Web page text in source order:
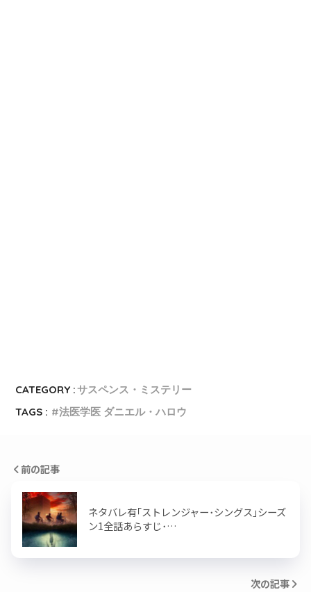
CATEGORY :サスペンス・ミステリー
TAGS :
法医学医 ダニエル・ハロウ
前の記事
ネタバレ有｢ストレンジャー･シングス｣シーズ
ン1全話あらすじ･…
次の記事